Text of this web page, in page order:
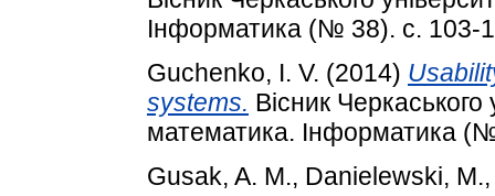
Інформатика (№ 38). с. 103-
Guchenko, I. V. (2014)
systems. Вісник
математика. Інформатика
Gusak, A. M., Danielewski, M.